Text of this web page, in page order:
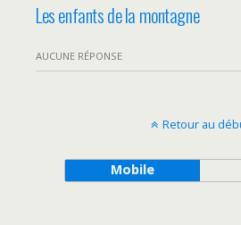
Les enfants de la montagne
AUCUNE RÉPONSE
Retour au
Mobile